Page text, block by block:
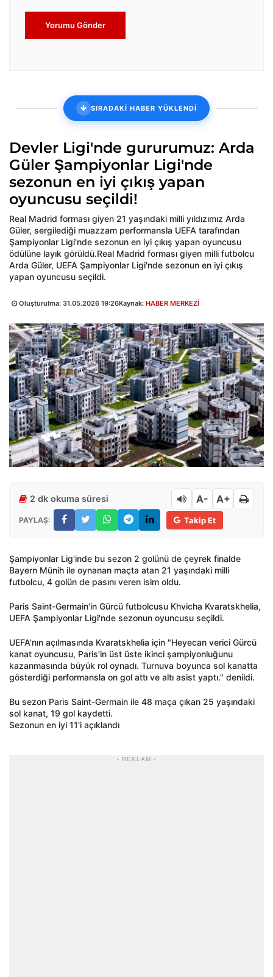
Yorumu Gönder
SIRADAKİ HABER YÜKLENDİ
Devler Ligi'nde gururumuz: Arda
Güler Şampiyonlar Ligi'nde
sezonun en iyi çıkış yapan
oyuncusu seçildi!
Real Madrid forması giyen 21 yaşındaki milli yıldızımız Arda
Güler, sergilediği muazzam performansla UEFA tarafından
Şampiyonlar Ligi'nde sezonun en iyi çıkış yapan oyuncusu
ödülüne layık görüldü.Real Madrid forması giyen milli futbolcu
Arda Güler, UEFA Şampiyonlar Ligi'nde sezonun en iyi çıkış
yapan oyuncusu seçildi.
Oluşturulma: 31.05.2026 19:26Kaynak: HABER MERKEZİ
2 dk okuma süresi A- A+
PAYLAŞ: Takip Et
Şampiyonlar Lig'inde bu sezon 2 golünü de çeyrek finalde
Bayern Münih ile oynanan maçta atan 21 yaşındaki milli
futbolcu, 4 golün de pasını veren isim oldu.
Paris Saint-Germain'in Gürcü futbolcusu Khvicha Kvaratskhelia,
UEFA Şampiyonlar Ligi'nde sezonun oyuncusu seçildi.
UEFA'nın açılmasında Kvaratskhelia için "Heyecan verici Gürcü
kanat oyuncusu, Paris'in üst üste ikinci şampiyonluğunu
kazanmasında büyük rol oynadı. Turnuva boyunca sol kanatta
gösterdiği performansla on gol attı ve altı asist yaptı." denildi.
Bu sezon Paris Saint-Germain ile 48 maça çıkan 25 yaşındaki
sol kanat, 19 gol kaydetti.
Sezonun en iyi 11'i açıklandı
- REKLAM -